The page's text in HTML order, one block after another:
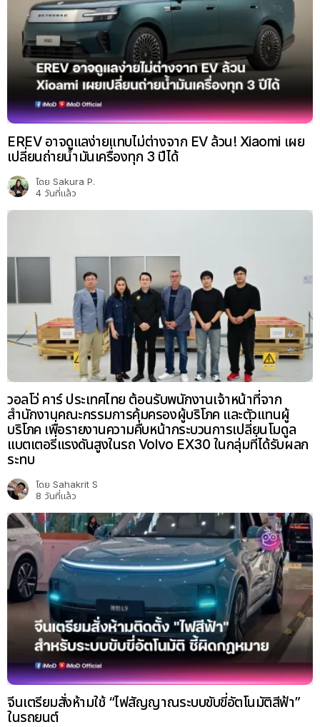
EREV อาจดูแลง่ายแทบไม่ต่างจาก EV ล้วน! Xiaomi เผย
เปลี่ยนถ่ายน้ำมันเครื่องทุก 3 ปีได้
โดย Sakura P.
4 วันที่แล้ว
วอลโว่ คาร์ ประเทศไทย ต้อนรับพนักงานเจ้าหน้าที่จาก
สำนักงานคณะกรรมการคุ้มครองผู้บริโภค และตัวแทนผู้
บริโภค เพื่อรายงานความคืบหน้ากระบวนการเปลี่ยนโมดูล
แบตเตอรี่แรงดันสูงในรถ Volvo EX30 ในกลุ่มที่ได้รับผลก
ระทบ
โดย Sahakrit S
8 วันที่แล้ว
จีนเตรียมสั่งห้ามใช้ “ไฟสัญญาณระบบขับขี่อัตโนมัติสีฟ้า”
ในรถยนต์